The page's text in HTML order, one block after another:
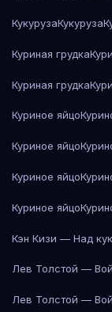
КукурузаКукуруза
Куриная грудка
Куриная грудка
Куриное яйцо
Куриное яйцо
Куриное яйцо
Куриное яйцо
Кэн Кизи — Над
Лев Толстой —
Лев Толстой —